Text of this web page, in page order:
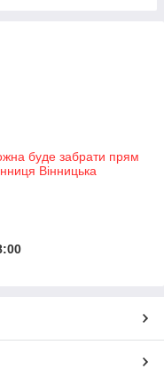
буде забрати прям
Вінницька